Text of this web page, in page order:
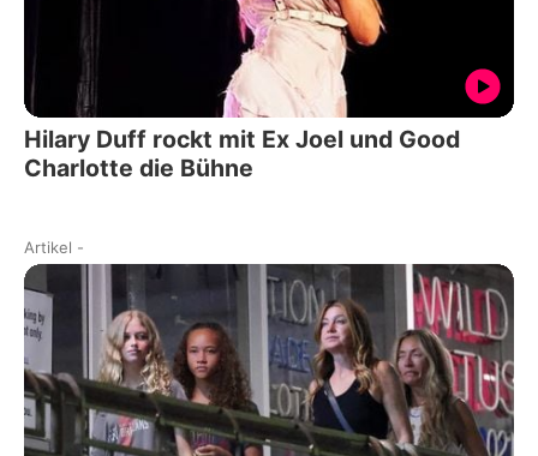
Hilary Duff rockt mit Ex Joel und Good
Charlotte die Bühne
Artikel -